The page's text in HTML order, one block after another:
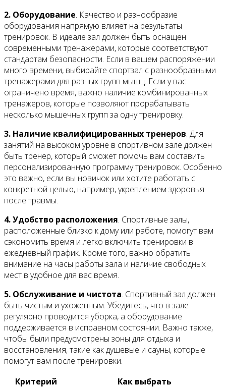
2. Оборудование. Качество и разнообразие
оборудования напрямую влияет на результаты
тренировок. В идеале зал должен быть оснащен
современными тренажерами, которые соответствуют
стандартам безопасности. Если в вашем распоряжении
много времени, выбирайте спортзал с разнообразными
тренажерами для разных групп мышц. Если у вас
ограничено время, важно наличие комбинированных
тренажеров, которые позволяют прорабатывать
несколько мышечных групп за одну тренировку.
3. Наличие квалифицированных тренеров. Для
занятий на высоком уровне в спортивном зале должен
быть тренер, который сможет помочь вам составить
персонализированную программу тренировок. Особенно
это важно, если вы новичок или хотите работать с
конкретной целью, например, укреплением здоровья
после травмы.
4. Удобство расположения. Спортивные залы,
расположенные близко к дому или работе, помогут вам
сэкономить время и легко включить тренировки в
ежедневный график. Кроме того, важно обратить
внимание на часы работы зала и наличие свободных
мест в удобное для вас время.
5. Обслуживание и чистота. Спортивный зал должен
быть чистым и ухоженным. Убедитесь, что в зале
регулярно проводится уборка, а оборудование
поддерживается в исправном состоянии. Важно также,
чтобы были предусмотрены зоны для отдыха и
восстановления, такие как душевые и сауны, которые
помогут вам после тренировки.
Критерий
Как выбрать